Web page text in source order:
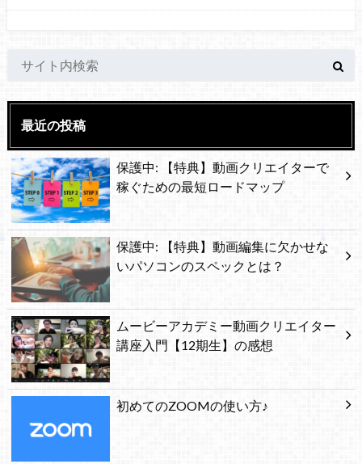
最近の投稿
保護中: 【特典】動画クリエイターで
稼ぐための最短ロードマップ
保護中: 【特典】動画編集に欠かせな
いパソコンのスペックとは？
ムービーアカデミー動画クリエイター
講座入門【12期生】の感想
初めてのZOOMの使い方♪